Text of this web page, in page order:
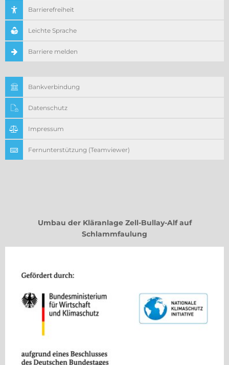
Barrierefreiheit
Leichte Sprache
Barriere melden
Bankverbindung
Datenschutz
Impressum
Fernunterstützung (Teamviewer)
Umbau der Kläranlage Zell-Bullay-Alf auf
Schlammfaulung